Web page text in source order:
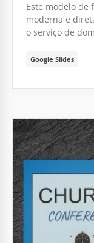
Este modelo de
moderna e
o serviço de
Google Slides